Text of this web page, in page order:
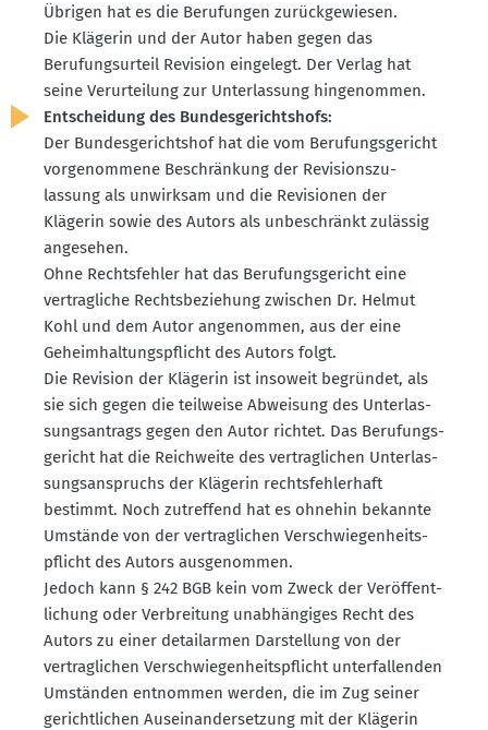
Übrigen hat es die Berufungen zurück­ge­wiesen.
Die Klägerin und der Autor haben gegen das
Berufungs­urteil Revision eingelegt. Der Verlag hat
seine Verur­teilung zur Unter­lassung hinge­nommen.
Entscheidung des Bundes­ge­richtshofs:
Der Bundes­ge­richtshof hat die vom Berufungs­ge­richt
vorge­nommene Beschränkung der Revisi­ons­zu­
lassung als unwirksam und die Revisionen der
Klägerin sowie des Autors als unbeschränkt zulässig
angesehen.
Ohne Rechts­fehler hat das Berufungs­ge­richt eine
vertrag­liche Rechts­be­ziehung zwischen Dr. Helmut
Kohl und dem Autor angenommen, aus der eine
Geheim­hal­tungs­pflicht des Autors folgt.
Die Revision der Klägerin ist insoweit begründet, als
sie sich gegen die teilweise Abweisung des Unter­las­
sungs­an­trags gegen den Autor richtet. Das Berufungs­
ge­richt hat die Reich­weite des vertrag­lichen Unter­las­
sungs­an­spruchs der Klägerin rechts­feh­lerhaft
bestimmt. Noch zutreffend hat es ohnehin bekannte
Umstände von der vertrag­lichen Verschwie­gen­heits­
pflicht des Autors ausge­nommen.
Jedoch kann § 242 BGB kein vom Zweck der Veröf­fent­
li­chung oder Verbreitung unabhän­giges Recht des
Autors zu einer detail­armen Darstellung von der
vertrag­lichen Verschwie­gen­heits­pflicht unter­fal­lenden
Umständen entnommen werden, die im Zug seiner
gericht­lichen Ausein­an­der­setzung mit der Klägerin